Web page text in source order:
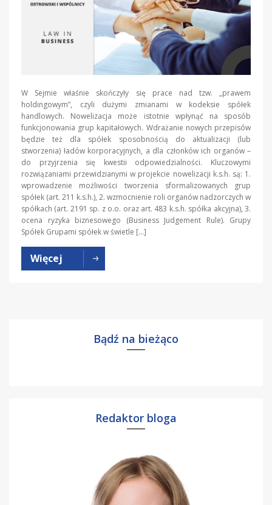
W Sejmie właśnie skończyły się prace nad tzw. „prawem
holdingowym”, czyli dużymi zmianami w kodeksie spółek
handlowych. Nowelizacja może istotnie wpłynąć na sposób
funkcjonowania grup kapitałowych. Wdrażanie nowych przepisów
będzie też dla spółek sposobnością do aktualizacji (lub
stworzenia) ładów korporacyjnych, a dla członków ich organów –
do przyjrzenia się kwestii odpowiedzialności. Kluczowymi
rozwiązaniami przewidzianymi w projekcie nowelizacji k.s.h. są: 1.
wprowadzenie możliwości tworzenia sformalizowanych grup
spółek (art. 211 k.s.h.), 2. wzmocnienie roli organów nadzorczych w
spółkach (art. 2191 sp. z o.o. oraz art. 483 k.s.h. spółka akcyjna), 3.
ocena ryzyka biznesowego (Business Judgement Rule). Grupy
Spółek Grupami spółek w świetle […]
Więcej
Bądź na bieżąco
Redaktor bloga